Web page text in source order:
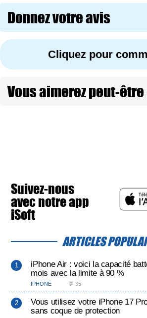
Donnez votre avis
Cliquez pour
Vous aimerez peut-être
Suivez-nous
avec notre app
iSoft
ARTICLES
iPhone Air : voici la capacité
mois avec la limite à 90 %
IPHONE 💬 35
Vous utilisez votre iPhone 17
sans coque de protection